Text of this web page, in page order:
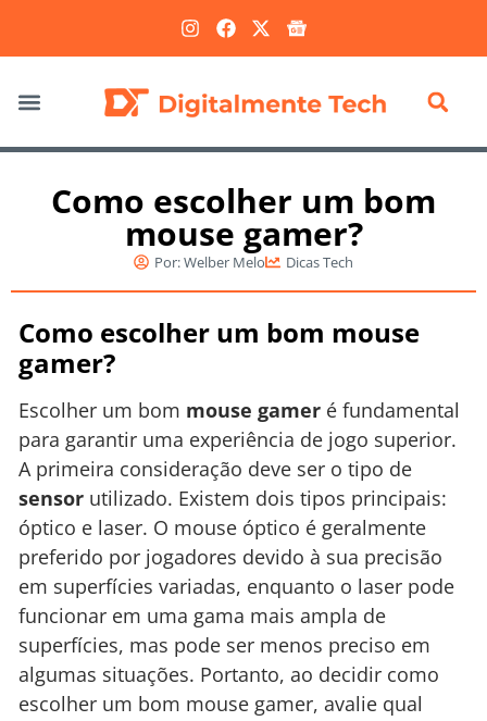
Como escolher um bom
mouse gamer?
Por:Welber Melo Dicas Tech
Como escolher um bom mouse
gamer?
Escolher um bom mouse gamer é fundamental
para garantir uma experiência de jogo superior.
A primeira consideração deve ser o tipo de
sensor utilizado. Existem dois tipos principais:
óptico e laser. O mouse óptico é geralmente
preferido por jogadores devido à sua precisão
em superfícies variadas, enquanto o laser pode
funcionar em uma gama mais ampla de
superfícies, mas pode ser menos preciso em
algumas situações. Portanto, ao decidir como
escolher um bom mouse gamer, avalie qual